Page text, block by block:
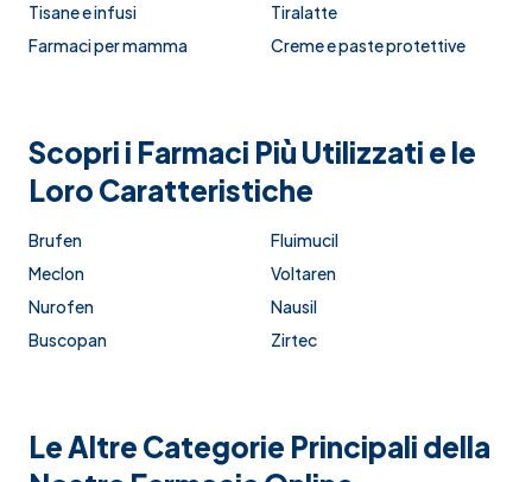
Tisane e infusi
Tiralatte
Farmaci per mamma
Creme e paste protettive
Scopri i Farmaci Più Utilizzati e le
Loro Caratteristiche
Brufen
Fluimucil
Meclon
Voltaren
Nurofen
Nausil
Buscopan
Zirtec
Le Altre Categorie Principali della